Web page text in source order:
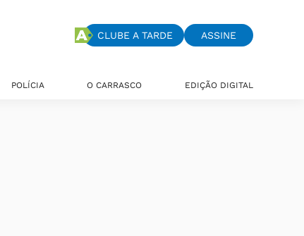
CLUBE A TARDE ASSINE
POLÍCIA O CARRASCO EDIÇÃO DIGITAL